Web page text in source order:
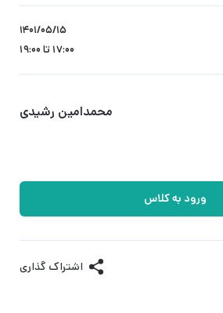
۱۴۰۱/۰۵/۱۵
17:00 تا 19:00
محمدامین رشیدی
ورود به کلاس
اشتراک گذاری